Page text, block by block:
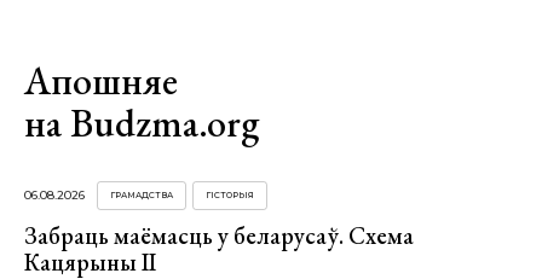
Апошняе
на Budzma.org
06.08.2026 ГРАМАДСТВА ГІСТОРЫЯ
Забраць маёмасць у беларусаў. Схема
Кацярыны ІІ